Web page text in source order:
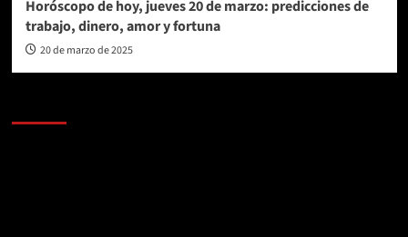
Horóscopo de hoy, jueves 20 de marzo: predicciones de
trabajo, dinero, amor y fortuna
20 de marzo de 2025